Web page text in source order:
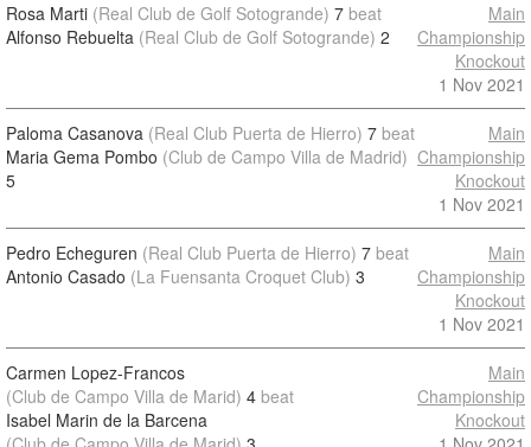
Rosa Marti (Real Club de Golf Sotogrande) 7 beat
Alfonso Rebuelta (Real Club de Golf Sotogrande) 2
Main
Championship
Knockout
1 Nov 2021
Paloma Casanova (Real Club Puerta de Hierro) 7 beat
Maria Gema Pombo (Club de Campo Villa de Madrid)
5
Main
Championship
Knockout
1 Nov 2021
Pedro Echeguren (Real Club Puerta de Hierro) 7 beat
Antonio Casado (La Fuensanta Croquet Club) 3
Main
Championship
Knockout
1 Nov 2021
Carmen Lopez-Francos
(Club de Campo Villa de Marid) 4 beat
Isabel Marin de la Barcena
Main
Championship
Knockout